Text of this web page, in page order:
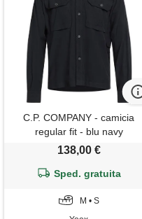
C.P. COMPANY - camicia
regular fit - blu navy
138,00 €
Sped. gratuita
M • S